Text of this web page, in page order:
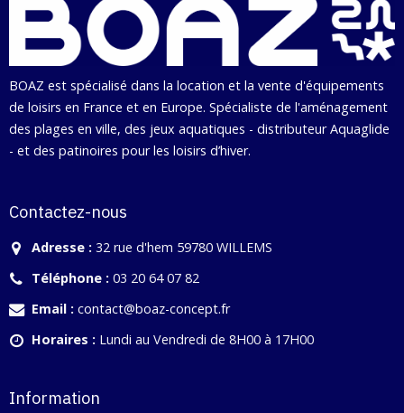
BOAZ est spécialisé dans la location et la vente d'équipements
de loisirs en France et en Europe. Spécialiste de l'aménagement
des plages en ville, des jeux aquatiques - distributeur Aquaglide
- et des patinoires pour les loisirs d’hiver.
Contactez-nous
Adresse : 32 rue d'hem 59780 WILLEMS
Téléphone : 03 20 64 07 82
Email : contact@boaz-concept.fr
Horaires : Lundi au Vendredi de 8H00 à 17H00
Information